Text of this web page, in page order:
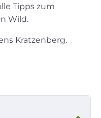
Tipps zum
Wild.
Kratzenberg.